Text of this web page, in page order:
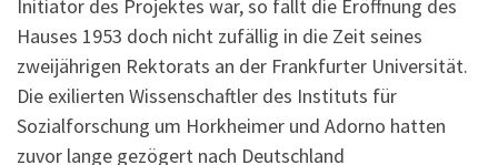
Initiator des Projektes war, so fällt die Eröffnung des
Hauses 1953 doch nicht zufällig in die Zeit seines
zweijährigen Rektorats an der Frankfurter Universität.
Die exilierten Wissenschaftler des Instituts für
Sozialforschung um Horkheimer und Adorno hatten
zuvor lange gezögert nach Deutschland